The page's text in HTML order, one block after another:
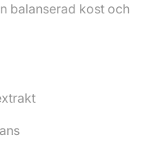
balanserad kost och